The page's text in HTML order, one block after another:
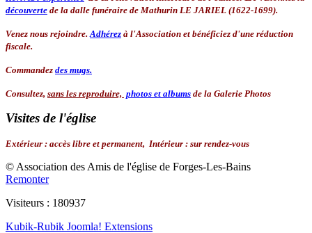
découverte de la dalle funéraire de Mathurin LE JARIEL (1622-1699).
Venez nous rejoindre. Adhérez à l'Association et bénéficiez d'une réduction
fiscale.
Commandez des mugs.
Consultez, sans les reproduire, photos et albums de la Galerie Photos
Visites de l'église
Extérieur : accès libre et permanent, Intérieur : sur rendez-vous
© Association des Amis de l'église de Forges-Les-Bains
Remonter
Visiteurs : 180937
Kubik-Rubik Joomla! Extensions